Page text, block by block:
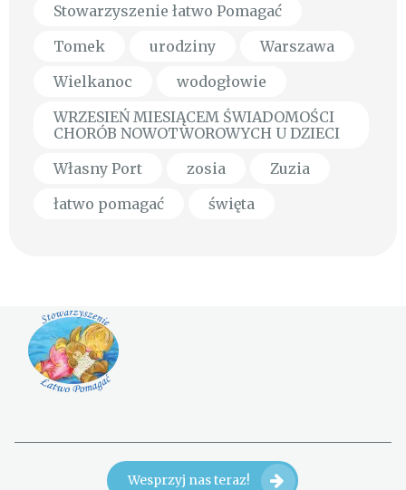
Stowarzyszenie łatwo Pomagać
Tomek
urodziny
Warszawa
Wielkanoc
wodogłowie
WRZESIEŃ MIESIĄCEM ŚWIADOMOŚCI
CHORÓB NOWOTWOROWYCH U DZIECI
Własny Port
zosia
Zuzia
łatwo pomagać
święta
Wesprzyj nas teraz!